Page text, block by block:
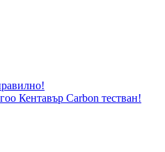
Кентавър Carbon тестван!